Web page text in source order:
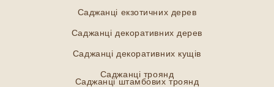
Саджанці екзотичних дерев
Саджанці декоративних дерев
Саджанці декоративних кущів
Саджанці троянд
Саджанці штамбових троянд